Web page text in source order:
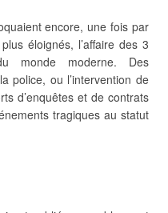
encore, une fois par
éloignés, l’affaire des 3
monde moderne. Des
police, ou l’intervention de
d’enquêtes et de contrats
tragiques au statut